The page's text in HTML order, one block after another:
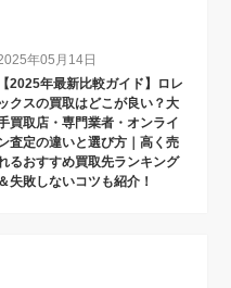
年05月14日
【2025年最新比較ガイド】ロレ
ックスの買取はどこが良い？大
買取店・専門業者・オンライ
査定の違いと選び方｜高く売
るおすすめ買取先ランキング
＆失敗しないコツも紹介！